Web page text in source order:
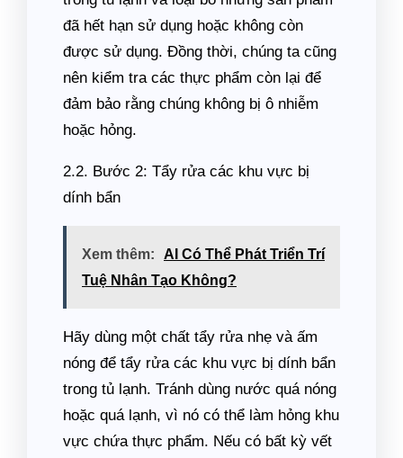
đã hết hạn sử dụng hoặc không còn
được sử dụng. Đồng thời, chúng ta cũng
nên kiểm tra các thực phẩm còn lại để
đảm bảo rằng chúng không bị ô nhiễm
hoặc hỏng.
2.2. Bước 2: Tẩy rửa các khu vực bị
dính bẩn
Xem thêm:
AI Có Thể Phát Triển Trí
Tuệ Nhân Tạo Không?
Hãy dùng một chất tẩy rửa nhẹ và ấm
nóng để tẩy rửa các khu vực bị dính bẩn
trong tủ lạnh. Tránh dùng nước quá nóng
hoặc quá lạnh, vì nó có thể làm hỏng khu
vực chứa thực phẩm. Nếu có bất kỳ vết